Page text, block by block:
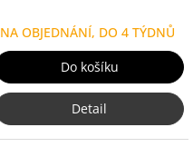
NA OBJEDNÁNÍ, DO 4 TÝDNŮ
Do košíku
Detail